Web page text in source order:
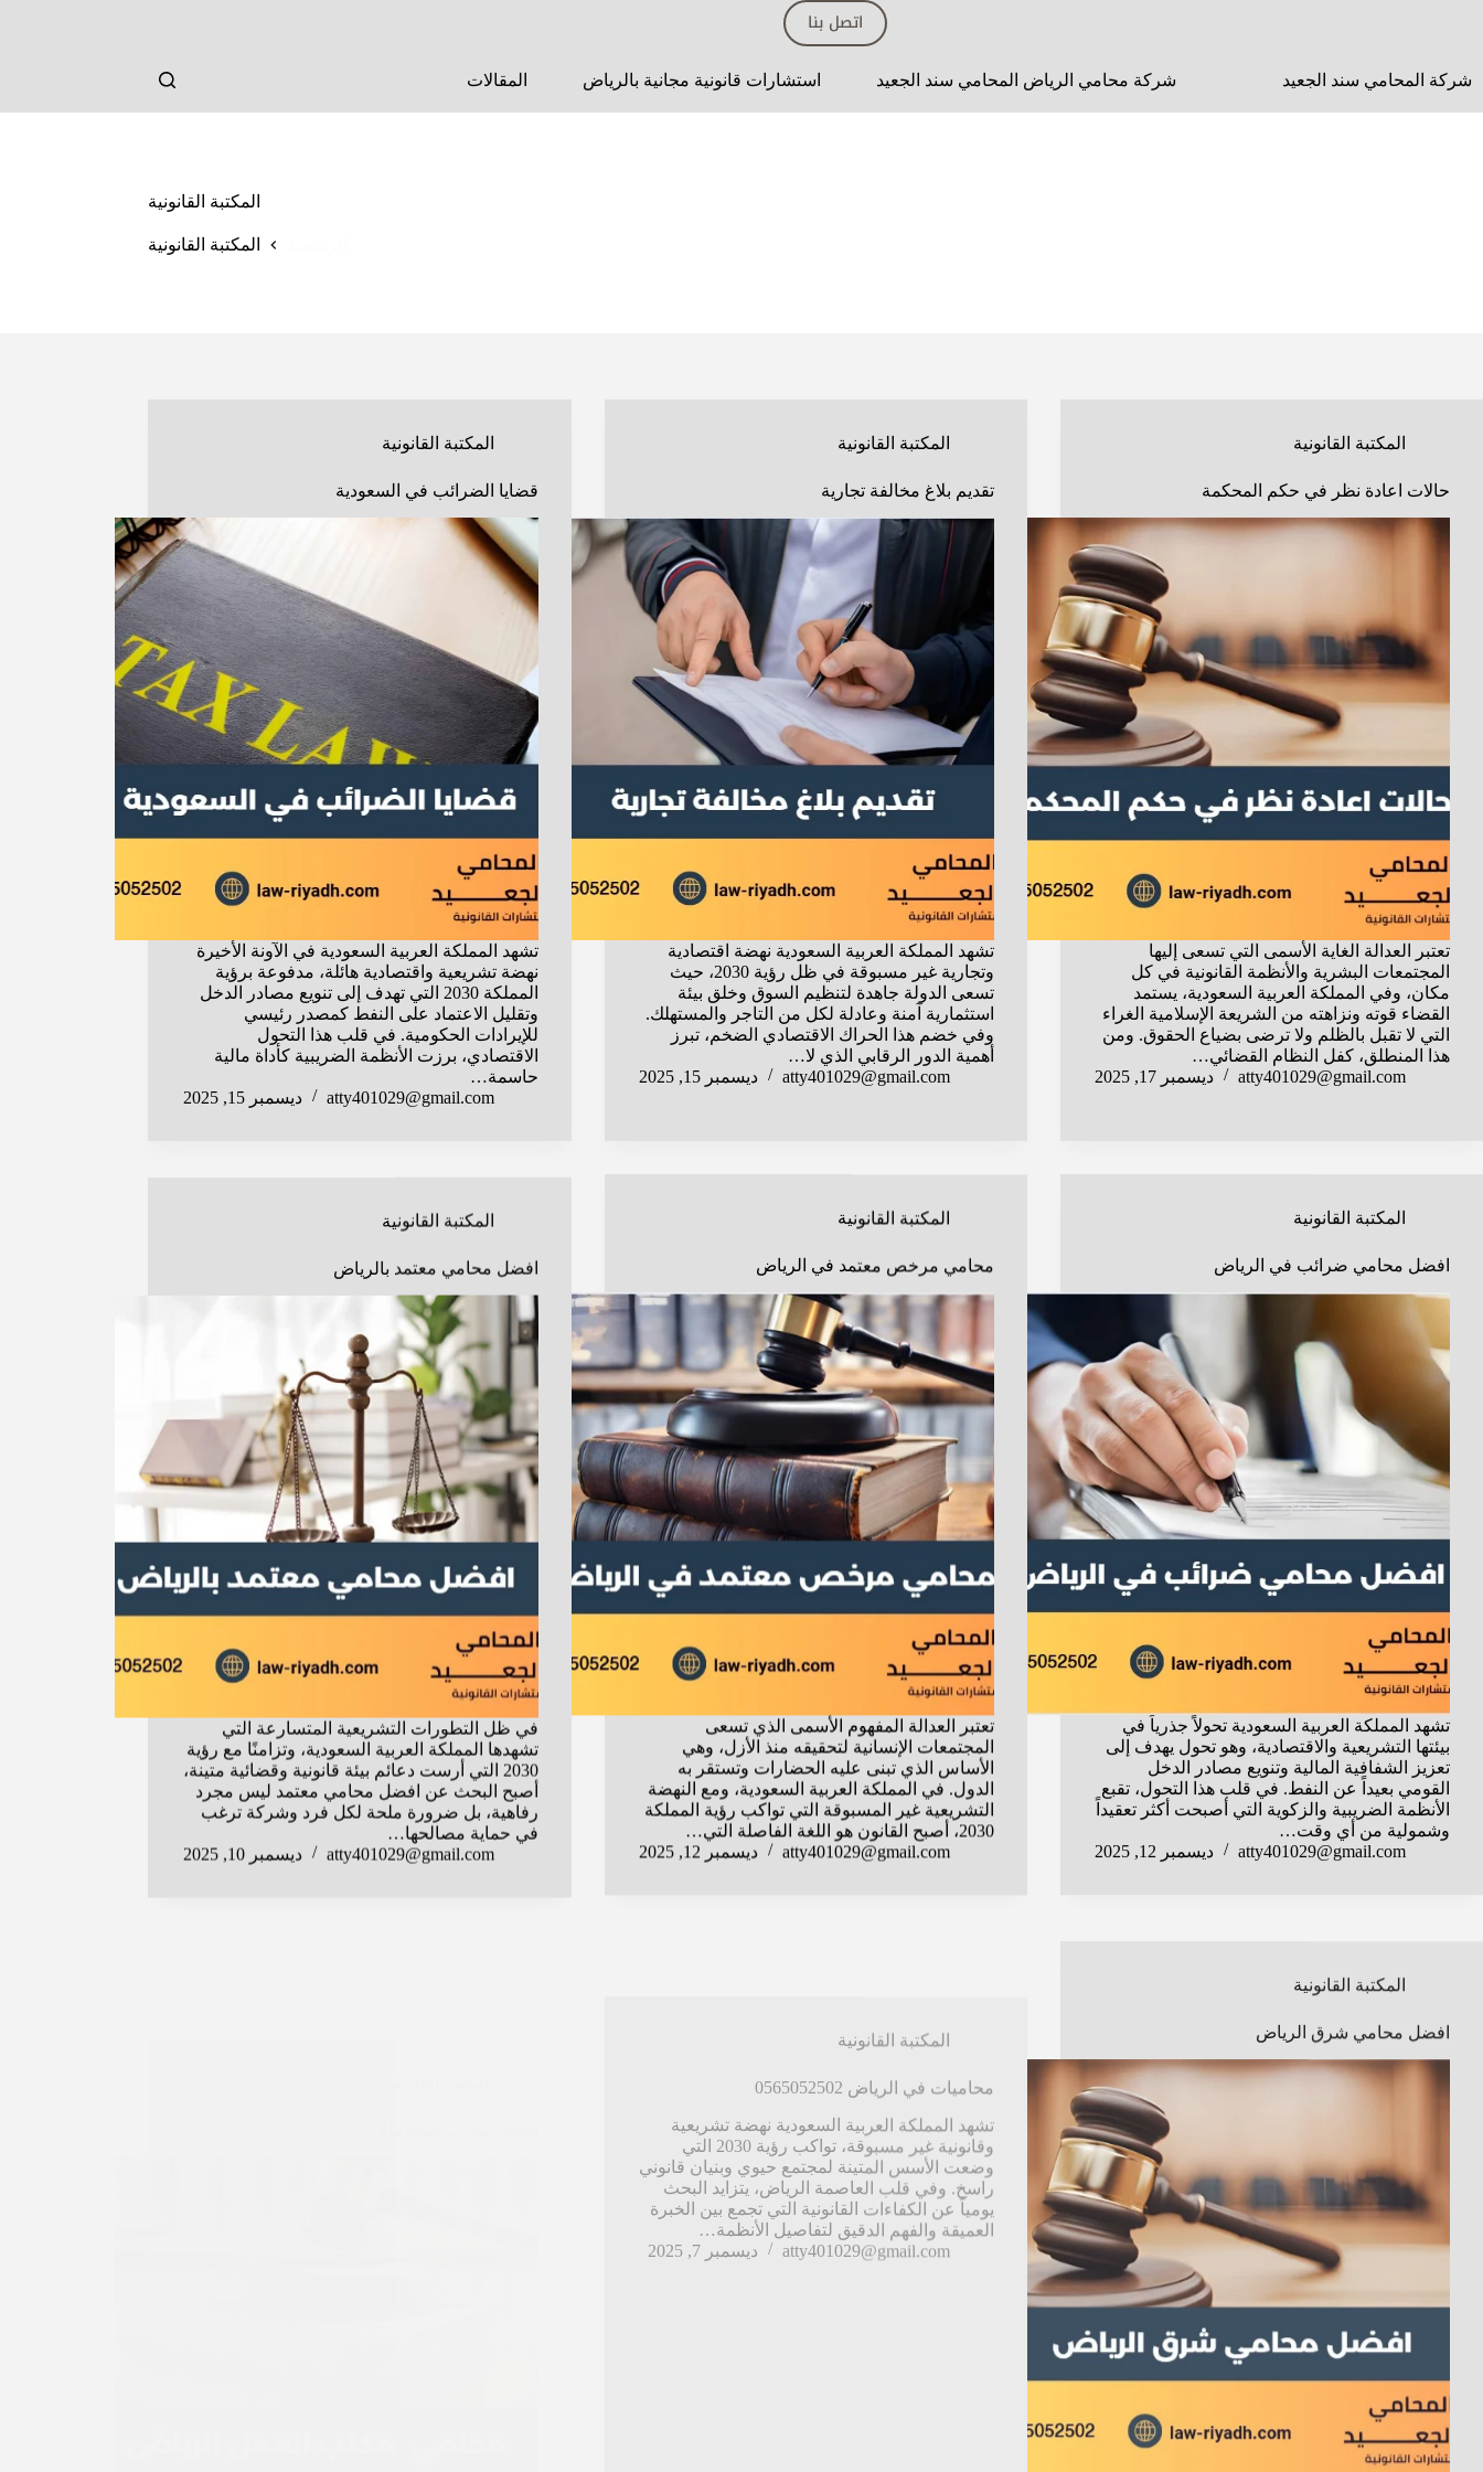
اتصل بنا
شركة المحامي سند الجعيد شركة محامي الرياض المحامي سند الجعيد استشارات قانونية مجانية بالرياض المقالات
المكتبة القانونية
المكتبة القانونية
المكتبة القانونية
حالات اعادة نظر في حكم المحكمة
تعتبر العدالة الغاية الأسمى التي تسعى إليها
المجتمعات البشرية والأنظمة القانونية في كل
مكان، وفي المملكة العربية السعودية، يستمد
القضاء قوته ونزاهته من الشريعة الإسلامية الغراء
التي لا تقبل بالظلم ولا ترضى بضياع الحقوق. ومن
هذا المنطلق، كفل النظام القضائي…
atty401029@gmail.com
ديسمبر 17, 2025
المكتبة القانونية
تقديم بلاغ مخالفة تجارية
تشهد المملكة العربية السعودية نهضة اقتصادية
وتجارية غير مسبوقة في ظل رؤية 2030، حيث
تسعى الدولة جاهدة لتنظيم السوق وخلق بيئة
استثمارية آمنة وعادلة لكل من التاجر والمستهلك.
وفي خضم هذا الحراك الاقتصادي الضخم، تبرز
أهمية الدور الرقابي الذي لا…
atty401029@gmail.com
ديسمبر 15, 2025
المكتبة القانونية
قضايا الضرائب في السعودية
تشهد المملكة العربية السعودية في الآونة الأخيرة
نهضة تشريعية واقتصادية هائلة، مدفوعة برؤية
المملكة 2030 التي تهدف إلى تنويع مصادر الدخل
وتقليل الاعتماد على النفط كمصدر رئيسي
للإيرادات الحكومية. في قلب هذا التحول
الاقتصادي، برزت الأنظمة الضريبية كأداة مالية
حاسمة…
atty401029@gmail.com
ديسمبر 15, 2025
المكتبة القانونية
افضل محامي ضرائب في الرياض
تشهد المملكة العربية السعودية تحولاً جذرياً في
بيئتها التشريعية والاقتصادية، وهو تحول يهدف إلى
تعزيز الشفافية المالية وتنويع مصادر الدخل
القومي بعيداً عن النفط. في قلب هذا التحول، تقبع
الأنظمة الضريبية والزكوية التي أصبحت أكثر تعقيداً
وشمولية من أي وقت…
atty401029@gmail.com
ديسمبر 12, 2025
المكتبة القانونية
محامي مرخص معتمد في الرياض
تعتبر العدالة المفهوم الأسمى الذي تسعى
المجتمعات الإنسانية لتحقيقه منذ الأزل، وهي
الأساس الذي تبنى عليه الحضارات وتستقر به
الدول. في المملكة العربية السعودية، ومع النهضة
التشريعية غير المسبوقة التي تواكب رؤية المملكة
2030، أصبح القانون هو اللغة الفاصلة التي…
atty401029@gmail.com
ديسمبر 12, 2025
المكتبة القانونية
افضل محامي معتمد بالرياض
في ظل التطورات التشريعية المتسارعة التي
تشهدها المملكة العربية السعودية، وتزامنًا مع رؤية
2030 التي أرست دعائم بيئة قانونية وقضائية متينة،
أصبح البحث عن افضل محامي معتمد ليس مجرد
رفاهية، بل ضرورة ملحة لكل فرد وشركة ترغب
في حماية مصالحها…
atty401029@gmail.com
ديسمبر 10, 2025
تشهد المملكة العربية السعودية نهضة تشريعية
وضعت الأسس المتينة لمجتمع حيوي وبنيان قانوني
راسخ. وفي قلب العاصمة الرياض، يتزايد البحث
يومياً عن الكفاءات القانونية التي تجمع بين الخبرة
العميقة والفهم الدقيق لتفاصيل الأنظمة…
atty401029@gmail.com
ديسمبر 7, 2025